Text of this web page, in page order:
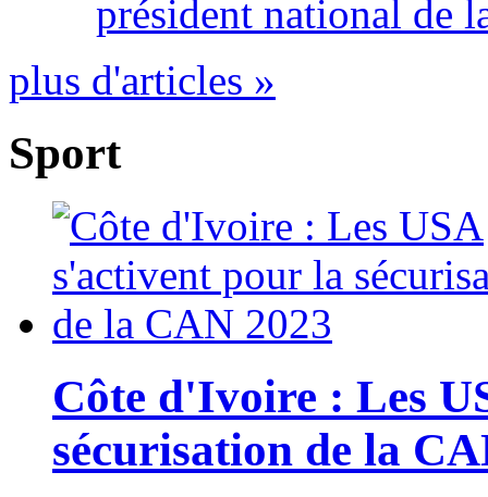
président national de
plus d'articles »
Sport
Côte d'Ivoire : Les
sécurisation de la